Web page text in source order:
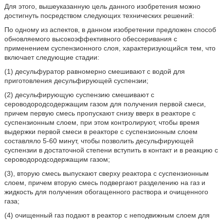
Для этого, вышеуказанную цель данного изобретения можно
достигнуть посредством следующих технических решений:
По одному из аспектов, в данном изобретении предложен способ
обновляемого высокоэффективного обессеривания с
применением суспензионного слоя, характеризующийся тем, что
включает следующие стадии:
(1) десульфуратор равномерно смешивают с водой для
приготовления десульфирующей суспензии;
(2) десульфирующую суспензию смешивают с
сероводородсодержащим газом для получения первой смеси,
причем первую смесь пропускают снизу вверх в реакторе с
суспензионным слоем, при этом контролируют, чтобы время
выдержки первой смеси в реакторе с суспензионным слоем
составляло 5-60 минут, чтобы позволить десульфирующей
суспензии в достаточной степени вступить в контакт и в реакцию с
сероводородсодержащим газом;
(3), вторую смесь выпускают сверху реактора с суспензионным
слоем, причем вторую смесь подвергают разделению на газ и
жидкость для получения обогащенного раствора и очищенного
газа;
(4) очищенный газ подают в реактор с неподвижным слоем для